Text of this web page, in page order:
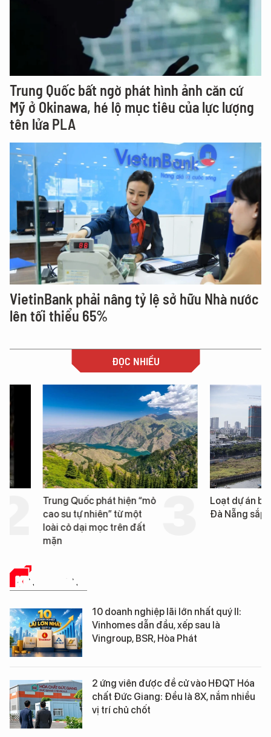
Trung Quốc bất ngờ phát hình ảnh căn cứ
Mỹ ở Okinawa, hé lộ mục tiêu của lực lượng
tên lửa PLA
VietinBank phải nâng tỷ lệ sở hữu Nhà nước
lên tối thiểu 65%
ĐỌC NHIỀU
Trung Quốc phát hiện “mỏ
cao su tự nhiên” từ một
loài cỏ dại mọc trên đất
Loạt dự án bất động
Đà Nẵng sắp bị kiểm
KINH DOANH
10 doanh nghiệp lãi lớn nhất quý II:
Vinhomes dẫn đầu, xếp sau là
Vingroup, BSR, Hòa Phát
2 ứng viên được đề cử vào HĐQT Hóa
chất Đức Giang: Đều là 8X, nắm nhiều
vị trí chủ chốt